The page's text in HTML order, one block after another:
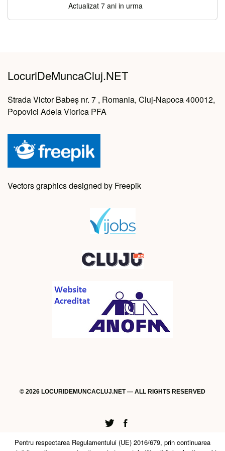
Actualizat 7 ani in urma
LocuriDeMuncaCluj.NET
Strada Victor Babeș nr. 7 , Romania, Cluj-Napoca 400012,
Popovici Adela Viorica PFA
Vectors graphics designed by Freepik
© 2026 LOCURIDEMUNCACLUJ.NET — ALL RIGHTS RESERVED
Twitter
Facebook
Pentru respectarea Regulamentului (UE) 2016/679, prin continuarea